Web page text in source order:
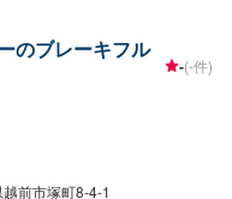
のブレーキフル
-(-件)
前市塚町8-4-1